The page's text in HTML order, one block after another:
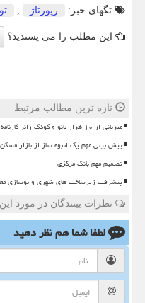
تگهای خبر:
رپورتاژ ,
این مطلب را می پسندید؟
تازه ترین مطالب مرتبط
میزبانی از ۱۰ هزار بانو و کودک زائر کارنامه جامع خدمات قرارگاه زینبیه
پیش بینی مهم یک انبوه ساز از بازار
تصمیم مهم بانک مرکزی
پیشرفت زیرساخت های شهری و نوسازی
نظرات بینندگان در مورد
لطفا شما همنظر دهید